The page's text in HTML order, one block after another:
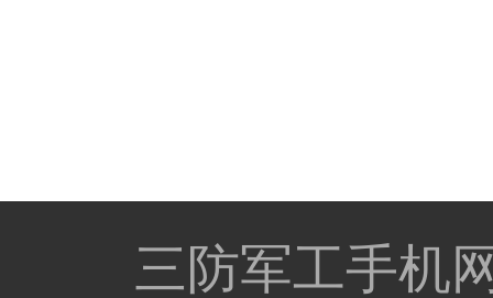
三防军工手机